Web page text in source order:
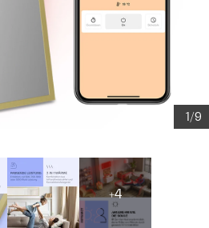
1/9
+4